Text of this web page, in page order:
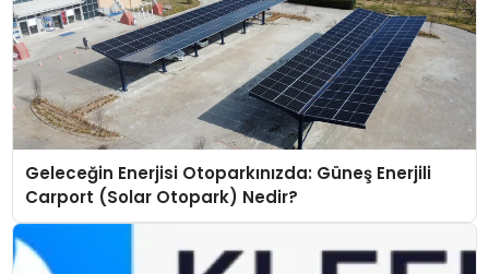
Geleceğin Enerjisi Otoparkınızda: Güneş Enerjili
Carport (Solar Otopark) Nedir?